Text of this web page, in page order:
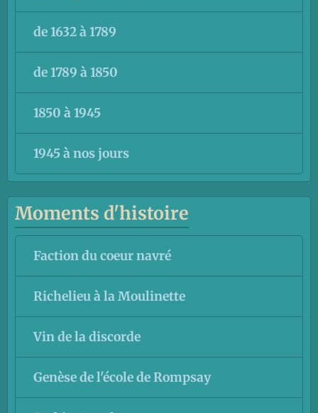
de 1632 à 1789
de 1789 à 1850
1850 à 1945
1945 à nos jours
Moments d'histoire
Faction du coeur navré
Richelieu à la Moulinette
Vin de la discorde
Genèse de l'école de Rompsay